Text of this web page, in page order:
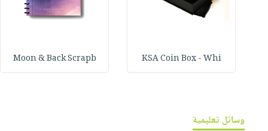
KSA Coin Box - Whi
Moon & Back Scrapb
وسائل تعليمية